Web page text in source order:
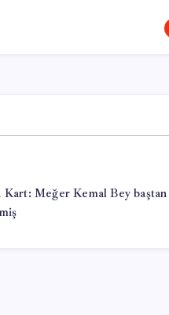
Meğer Kemal Bey baştan